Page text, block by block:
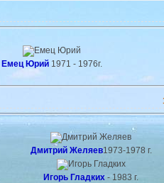
Емец Юрий 1971 - 1976г.
Дмитрий Желяев1973-1978 г.
Игорь Гладких - 1983 г.